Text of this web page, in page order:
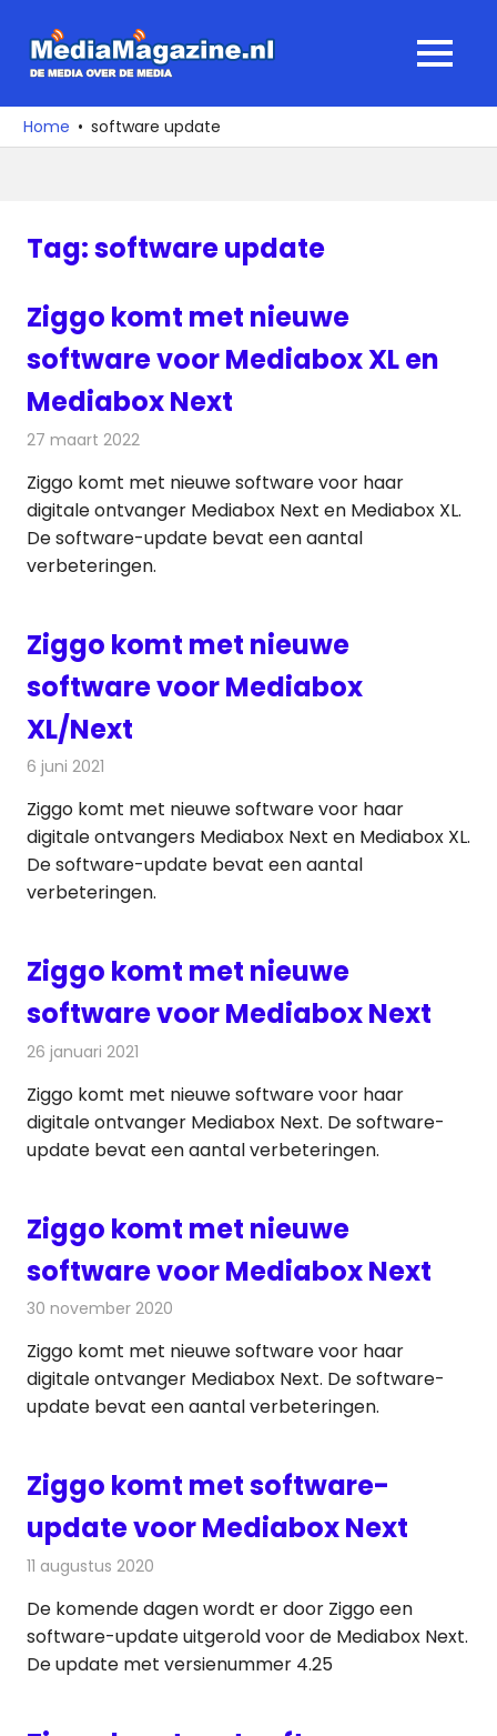
naar
media
over
MENU
Home software update
Tag:software update
Ziggo komt met nieuwe
software voor Mediabox XL en
Mediabox Next
27 maart 2022
Ziggo komt met nieuwe software voor haar
digitale ontvanger Mediabox Next en Mediabox XL.
De software-update bevat een aantal
verbeteringen.
Ziggo komt met nieuwe
software voor Mediabox
XL/Next
6 juni 2021
Ziggo komt met nieuwe software voor haar
digitale ontvangers Mediabox Next en Mediabox XL.
De software-update bevat een aantal
verbeteringen.
Ziggo komt met nieuwe
software voor Mediabox Next
26 januari 2021
Ziggo komt met nieuwe software voor haar
digitale ontvanger Mediabox Next. De software-
update bevat een aantal verbeteringen.
Ziggo komt met nieuwe
software voor Mediabox Next
30 november 2020
Ziggo komt met nieuwe software voor haar
digitale ontvanger Mediabox Next. De software-
update bevat een aantal verbeteringen.
Ziggo komt met software-
update voor Mediabox Next
11 augustus 2020
De komende dagen wordt er door Ziggo een
software-update uitgerold voor de Mediabox Next.
De update met versienummer 4.25